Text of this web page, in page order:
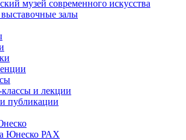
музей современного искусства
залы
и лекции
публикации
Юнеско РАХ